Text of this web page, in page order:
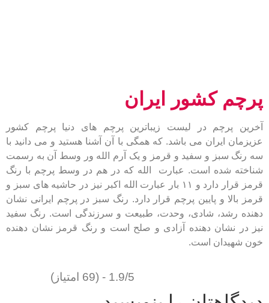
پرچم کشور ایران
آخرین پرچم در لیست زیباترین پرچم های دنیا پرچم کشور
عزیزمان ایران می باشد. که همگی با آن آشنا هستید و می دانید با
سه رنگ سبز و سفید و قرمز و یک آرم الله ور وسط آن به رسمت
شناخته شده است. عبارت الله که در هم در وسط پرچم با رنگ
قرمز قرار دارد و ۱۱ بار عبارت الله اکبر نیز در حاشیه های سبز و
قرمز بالا و پایین پرچم قرار دارد. رنگ سبز در پرچم ایرانی نشان
دهنده رشد، شادی، وحدت، طبیعت و سرزندگی است. رنگ سفید
نیز در نشان دهنده آزادی و صلح است و رنگ قرمز نشان دهنده
خون شهیدان است.
1.9/5 - (69 امتیاز)